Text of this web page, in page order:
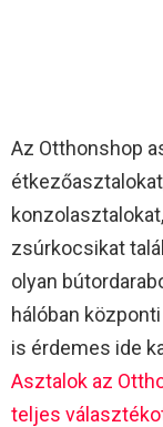
Az Otthonshop
zsúrkocsikat
olyan
hálóban
is érdemes ide
Asztalok az
teljes